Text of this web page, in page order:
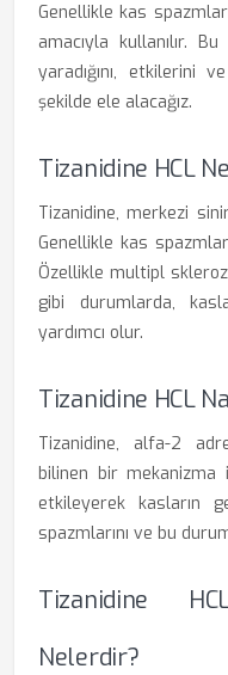
Genellikle kas
amacıyla kullanılır.
yaradığını, etkilerini
şekilde ele alacağız.
Tizanidine HCL
Tizanidine, merkezi
Genellikle kas
Özellikle multipl
gibi durumlarda,
yardımcı olur.
Tizanidine HCL
Tizanidine, alfa-2
bilinen bir mekanizma
etkileyerek kasların
spazmlarını ve bu
Tizanidine
Nelerdir?